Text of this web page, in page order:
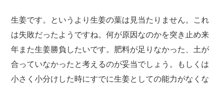
生姜です。というより生姜の葉は見当たりません。これ
は失敗だったようですね。何が原因なのかを突き止め来
年また生姜勝負したいです。肥料が足りなかった、土が
合っていなかったと考えるのが妥当でしょう。もしくは
小さく小分けした時にすでに生姜としての能力がなくな